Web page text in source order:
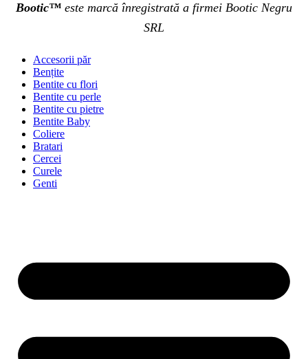
Bootic™ este marcă înregistrată a firmei Bootic Negru
SRL
Accesorii păr
Bențite
Bentite cu flori
Bentite cu perle
Bentite cu pietre
Bentite Baby
Coliere
Bratari
Cercei
Curele
Genti